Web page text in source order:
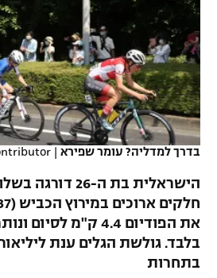
VOD
רץ ברשת
תוצאות
לוח שידורים
ברחבה
נבחרת ישראל
מכבי חיפה
בית"ר ירושלים
מכבי תל אביב
הפועל חיפה
הפועל באר שבע
ליגה ספרדית
ליגה איטלקית
ליגה צרפתית
ליגה הולנדית
ליגה טורקית
ליגה סינית
ליגה ברזילאית
כדורסל נשים
מכבי תל אביב
הפועל חולון
הפועל ירושלים
יורוליג
יורוקאפ
טניס
כדוריד
כדורעף
שחייה
ג'ודו
אגרוף
בדרך למדליה? עומר שפירא |
הישראלית בת ה-
את הפודיום 4.4 ק"מ
בלבד. גולשת הגלים ענת
בתחרות